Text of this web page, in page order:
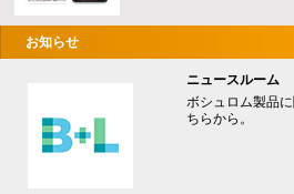
お知らせ
ニュースルーム
ボシュロム製品
ちらから。